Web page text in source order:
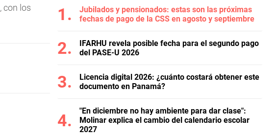
, con los
Jubilados y pensionados: estas son las próximas
fechas de pago de la CSS en agosto y septiembre
IFARHU revela posible fecha para el segundo pago
del PASE-U 2026
Licencia digital 2026: ¿cuánto costará obtener este
documento en Panamá?
"En diciembre no hay ambiente para dar clase":
Molinar explica el cambio del calendario escolar
2027